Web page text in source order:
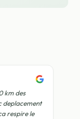
km des
deplacement
respire le